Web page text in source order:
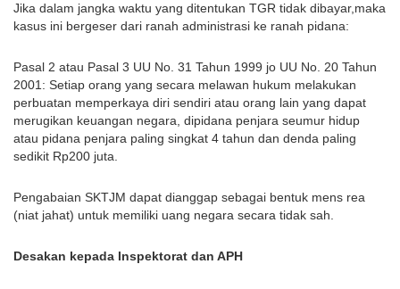
Jika dalam jangka waktu yang ditentukan TGR tidak dibayar,maka
kasus ini bergeser dari ranah administrasi ke ranah pidana:
Pasal 2 atau Pasal 3 UU No. 31 Tahun 1999 jo UU No. 20 Tahun
2001: Setiap orang yang secara melawan hukum melakukan
perbuatan memperkaya diri sendiri atau orang lain yang dapat
merugikan keuangan negara, dipidana penjara seumur hidup
atau pidana penjara paling singkat 4 tahun dan denda paling
sedikit Rp200 juta.
Pengabaian SKTJM dapat dianggap sebagai bentuk mens rea
(niat jahat) untuk memiliki uang negara secara tidak sah.
Desakan kepada Inspektorat dan APH